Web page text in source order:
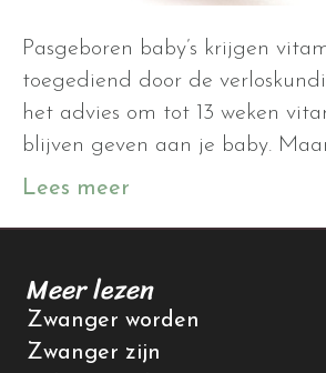
Pasgeboren baby’s krijgen
toegediend door de
het advies om tot 13 weken
blijven geven aan je baby.
Lees meer
Meer lezen
Zwanger worden
Zwanger zijn